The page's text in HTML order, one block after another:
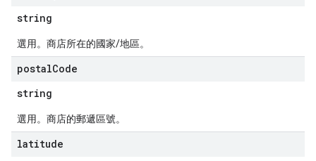
string
選用。商店所在的國家/地區。
postalCode
string
選用。商店的郵遞區號。
latitude